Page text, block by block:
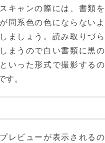
キャンの際には、書類を
同系色の色にならないよ
ましょう。読み取りづら
まうので白い書類に黒の
いった形式で撮影するの
す。
レビューが表示されるの